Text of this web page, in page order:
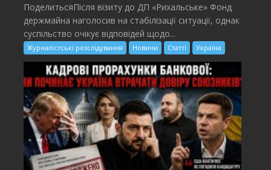
ПоделитьсяПісля візиту до ДП «Рихальське» Фонд
держмайна наголосив на стабілізації ситуації, однак
суспільство очікує відповідей щодо...
Журналістські розслідування Новини Статті Україна